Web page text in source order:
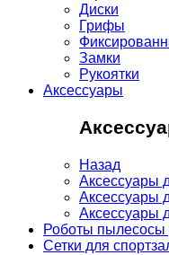
Диски
Грифы
Замки
Рукоятки
Аксессуары
Назад
Аксессуары
Аксессуары
Аксессуары
Роботы пылесосы
Сетки для